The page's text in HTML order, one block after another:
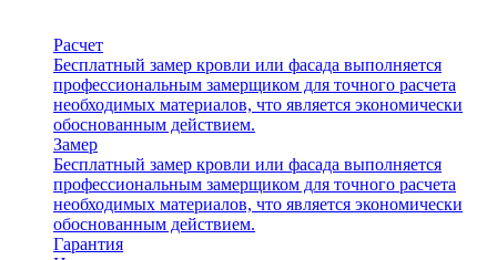
Расчет
Бесплатный замер кровли или фасада выполняется
профессиональным замерщиком для точного расчета
необходимых материалов, что является экономически
обоснованным действием.
Замер
Бесплатный замер кровли или фасада выполняется
профессиональным замерщиком для точного расчета
необходимых материалов, что является экономически
обоснованным действием.
Гарантия